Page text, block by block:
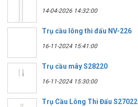
14-04-2026 14:32:00
Trụ cầu lông thi đấu NV-226
16-11-2024 15:41:00
Trụ cầu mây S28220
16-11-2024 15:30:00
Trụ Cầu Lông Thi Đấu S27022